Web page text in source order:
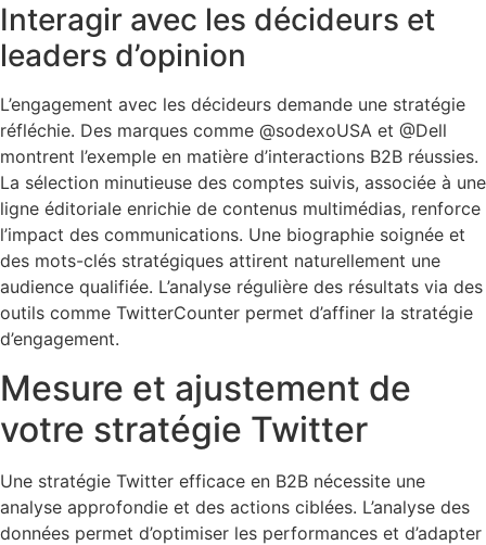
Interagir avec les décideurs et
leaders d’opinion
L’engagement avec les décideurs demande une stratégie
réfléchie. Des marques comme @sodexoUSA et @Dell
montrent l’exemple en matière d’interactions B2B réussies.
La sélection minutieuse des comptes suivis, associée à une
ligne éditoriale enrichie de contenus multimédias, renforce
l’impact des communications. Une biographie soignée et
des mots-clés stratégiques attirent naturellement une
audience qualifiée. L’analyse régulière des résultats via des
outils comme TwitterCounter permet d’affiner la stratégie
d’engagement.
Mesure et ajustement de
votre stratégie Twitter
Une stratégie Twitter efficace en B2B nécessite une
analyse approfondie et des actions ciblées. L’analyse des
données permet d’optimiser les performances et d’adapter